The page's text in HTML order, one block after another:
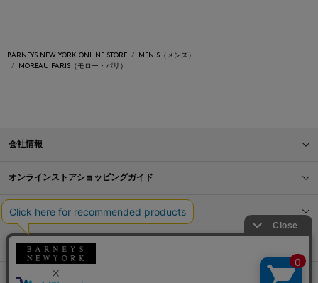
BARNEYS NEW YORK ONLINE STORE
MEN'S（メンズ）
MOREAU PARIS（モロー・パリ）
会社情報
オンラインストアショッピングガイド
店舗情報
サービス